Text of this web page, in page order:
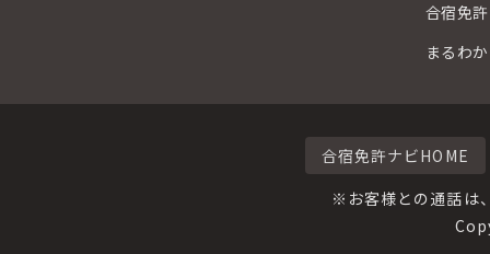
合宿免
まるわ
合宿免許ナビHOME
※お客様との通話は